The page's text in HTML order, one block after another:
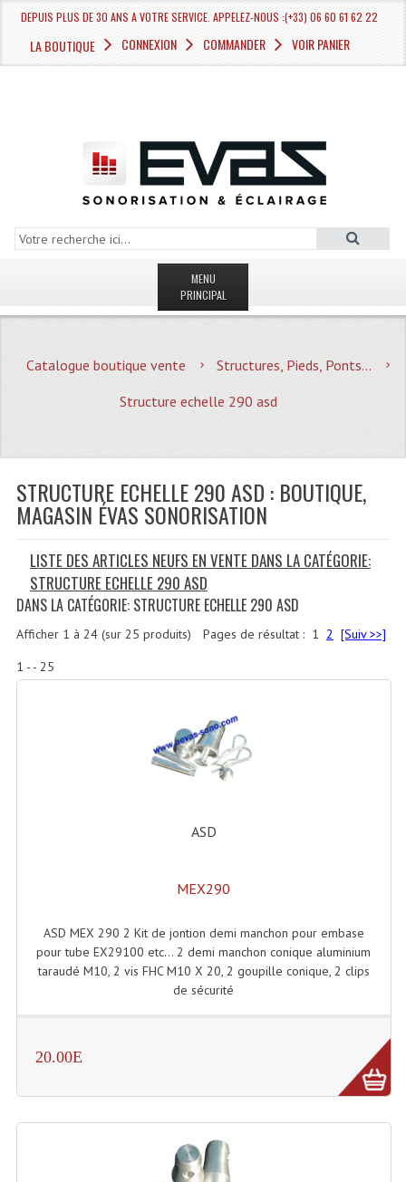
DEPUIS PLUS DE 30 ANS A VOTRE SERVICE. APPELEZ-NOUS :(+33) 06 60 61 62 22
LA BOUTIQUE CONNEXION COMMANDER VOIR PANIER
MENU
PRINCIPAL
MAGASIN
Quoi De Neuf?
Plan Acces, Horaires.
Location De Matériel
Le Matériel D´occasion
Recherche Avancée
Recevoir Nos Promotions
Sonorisation
Accessoires Pieds Cellules Diamants
Cellule (s)
Diamants
Pieds D'enceintes
Compresseurs , Limiteurs , Noise Gate
Catalogue boutique vente
Structures, Pieds, Ponts...
Structure echelle 290 asd
STRUCTURE ECHELLE 290 ASD : BOUTIQUE,
MAGASIN ÉVAS SONORISATION
LISTE DES ARTICLES NEUFS EN VENTE DANS LA CATÉGORIE:
STRUCTURE ECHELLE 290 ASD
DANS LA CATÉGORIE: STRUCTURE ECHELLE 290 ASD
Pages de résultat : 1 2 [Suiv >>]
Afficher 1 à 24(sur 25 produits)
1 - - 25
ASD
MEX290
ASD MEX 290 2 Kit de jontion demi manchon pour embase
pour tube EX29100 etc... 2 demi manchon conique aluminium
taraudé M10, 2 vis FHC M10 X 20, 2 goupille conique, 2 clips
de sécurité
20.00E